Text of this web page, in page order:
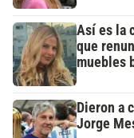
Así es la
que
muebles
Dieron a
Jorge